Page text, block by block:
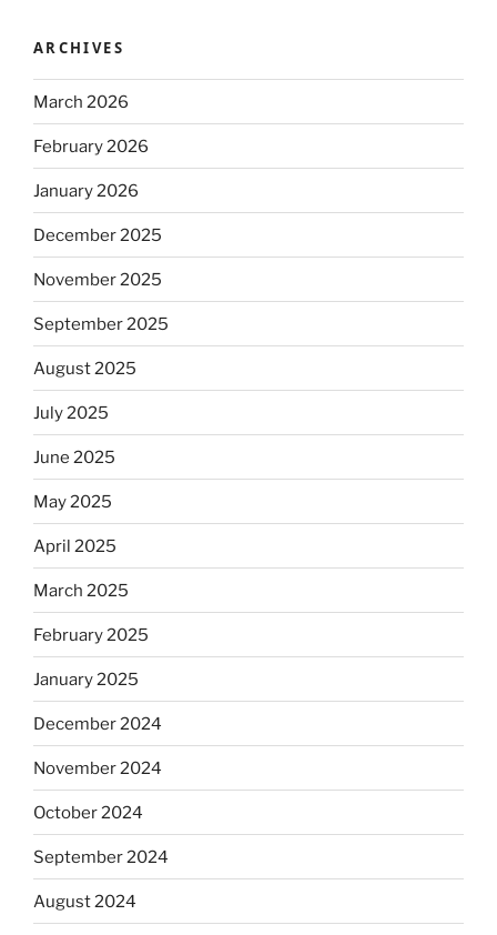
ARCHIVES
March 2026
February 2026
January 2026
December 2025
November 2025
September 2025
August 2025
July 2025
June 2025
May 2025
April 2025
March 2025
February 2025
January 2025
December 2024
November 2024
October 2024
September 2024
August 2024